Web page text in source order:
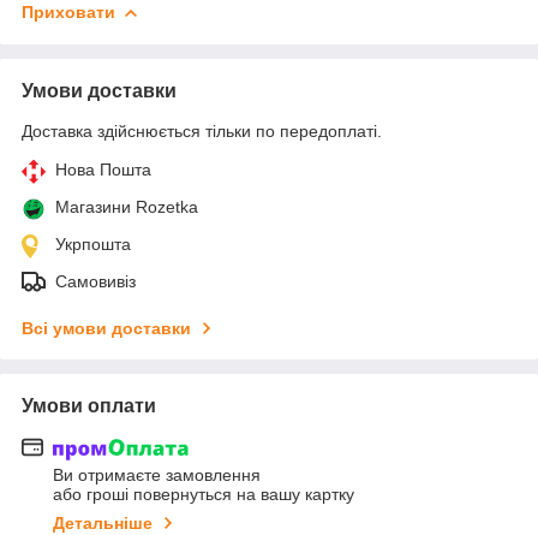
Приховати
Умови доставки
Доставка здійснюється тільки по передоплаті.
Нова Пошта
Магазини Rozetka
Укрпошта
Самовивіз
Всі умови доставки
Умови оплати
Ви отримаєте замовлення
або гроші повернуться на вашу картку
Детальніше